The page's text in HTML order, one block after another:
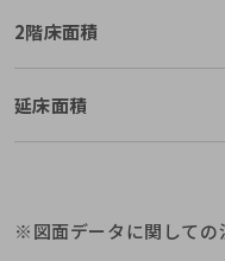
2階床面積
延床面積
※図面データに関しての